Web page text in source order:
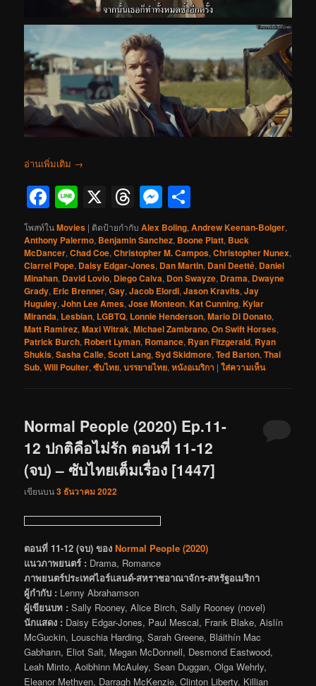
อ่านเพิ่มเติม →
Facebook
Line
X Threads
Messenger
โพสท์ในMovies | ติดป้ายกำกับ Alex Boling,Andrew Keenan-Bolger,
Anthony Palermo, Benjamin Sanchez, Boone Platt, Buck
McDancer,Chad Coe,Christopher M. Campos,Christopher Nunex,
Clarrel Pope, Daisy Edgar-Jones, Dan Martin, Dani Deetté, Daniel
Minahan, David Lovio, Diego Calva, Don Swayze, Drama, Dwayne
Grady, Eric Brenner,Gay,Jacob Elordi,Jason Kravits,Jay
Huguley,John Lee Ames,Jose Monteon,Kat Cunning,Kylar
Miranda, Lesbian, LGBTQ, Lonnie Henderson,Mario Di Donato,
Matt Ramirez,Maxi Witrak,Michael Zambrano,On Swift Horses,
Patrick Burch, Robert Lyman, Romance, Ryan Fitzgerald, Ryan
Shukis,Sasha Calle,Scott Lang,Syd Skidmore,Ted Barton,Thai
Sub,Will Poulter,ซับไทย,บรรยายไทย,หนังอเมริกา |ใส่ความเห็น
Normal People (2020) Ep.11-
12 ปกติคือไม่รัก ตอนที่ 11-12
(จบ) – ซับไทยเต็มเรื่อง [1447]
เขียนบน3 ธันวาคม 2022
ตอนที่ 11-12 (จบ) ของ Normal People (2020)
แนวภาพยนตร์ : Drama, Romance
ภาพยนตร์ประเทศไอร์แลนด์-สหราชอาณาจักร-สหรัฐอเมริกา
ผู้กำกับ : Lenny Abrahamson
ผู้เขียนบท : Sally Rooney, Alice Birch, Sally Rooney (novel)
นักแสดง : Daisy Edgar-Jones, Paul Mescal, Frank Blake, Aislín
McGuckin, Louschia Harding, Sarah Greene, Bláithín Mac
Gabhann, Eliot Salt, Megan McDonnell, Desmond Eastwood,
Leah Minto, Aoibhinn McAuley, Sean Duggan, Olga Wehrly,
Eleanor Methven, Darragh McKenzie, Clinton Liberty, Killian